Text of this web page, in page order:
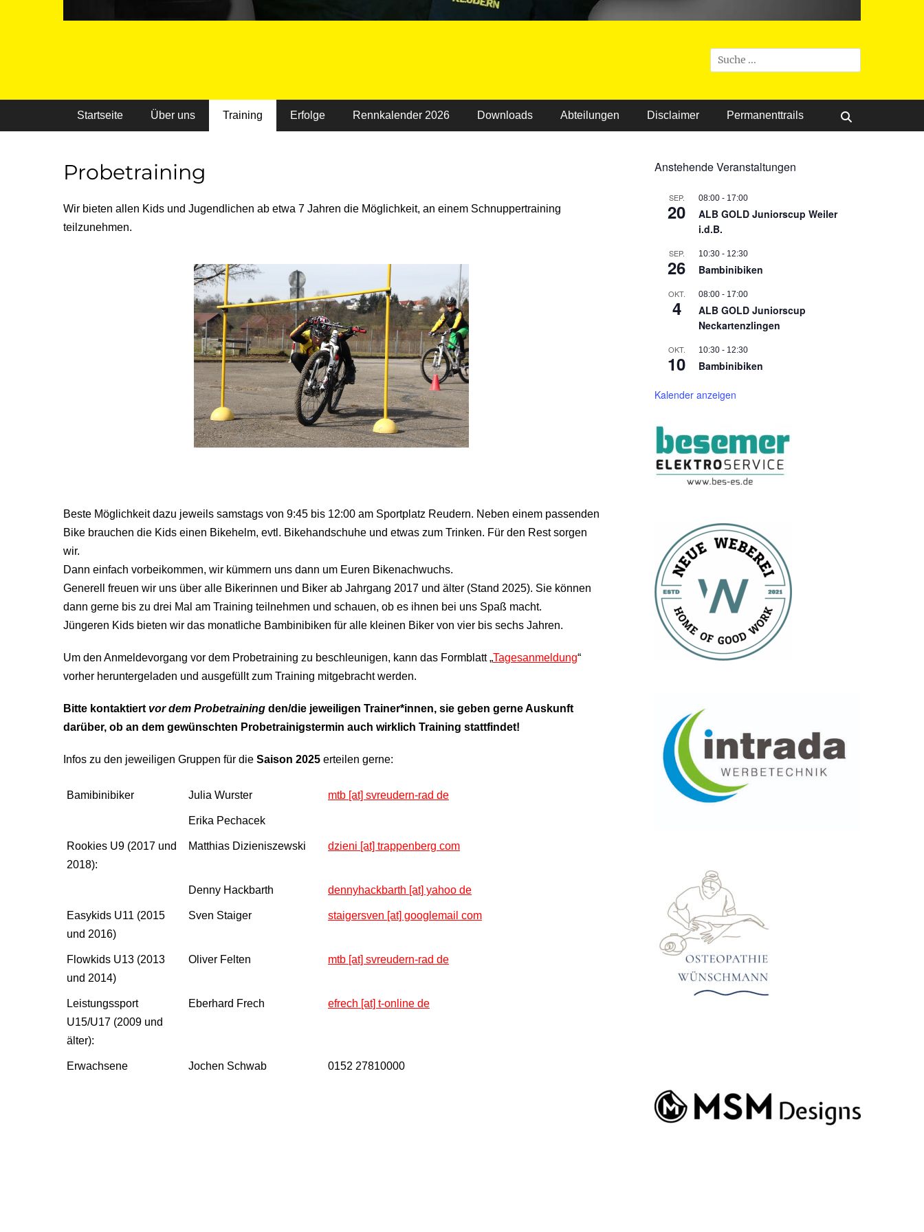
Suchen
nach:
Primäres Menü
Startseite Über uns Training Erfolge Rennkalender 2026 Downloads Abteilungen Disclaimer Permanenttrails
Probetraining
Wir bieten allen Kids und Jugendlichen ab etwa 7 Jahren die Möglichkeit, an einem Schnuppertraining
teilzunehmen.
Beste Möglichkeit dazu jeweils samstags von 9:45 bis 12:00 am Sportplatz Reudern. Neben einem passenden
Bike brauchen die Kids einen Bikehelm, evtl. Bikehandschuhe und etwas zum Trinken. Für den Rest sorgen
wir.
Dann einfach vorbeikommen, wir kümmern uns dann um Euren Bikenachwuchs.
Generell freuen wir uns über alle Bikerinnen und Biker ab Jahrgang 2017 und älter (Stand 2025). Sie können
dann gerne bis zu drei Mal am Training teilnehmen und schauen, ob es ihnen bei uns Spaß macht.
Jüngeren Kids bieten wir das monatliche Bambinibiken für alle kleinen Biker von vier bis sechs Jahren.
Um den Anmeldevorgang vor dem Probetraining zu beschleunigen, kann das Formblatt „Tagesanmeldung“
vorher heruntergeladen und ausgefüllt zum Training mitgebracht werden.
Bitte kontaktiert vor dem Probetraining den/die jeweiligen Trainer*innen, sie geben gerne Auskunft
darüber, ob an dem gewünschten Probetrainigstermin auch wirklich Training stattfindet!
Infos zu den jeweiligen Gruppen für die Saison 2025 erteilen gerne:
Bamibinibiker Julia Wurster mtb [at] svreudern-rad de
Erika Pechacek
Rookies U9 (2017 und
2018):
Matthias Dizieniszewski dzieni [at] trappenberg com
Denny Hackbarth dennyhackbarth [at] yahoo de
Easykids U11 (2015
und 2016)
Sven Staiger staigersven [at] googlemail com
Flowkids U13 (2013
und 2014)
Oliver Felten mtb [at] svreudern-rad de
Leistungssport
U15/U17 (2009 und
älter):
Eberhard Frech efrech [at] t-online de
Erwachsene Jochen Schwab 0152 27810000
Anstehende Veranstaltungen
SEP.
20
08:00 - 17:00
ALB GOLD Juniorscup Weiler
i.d.B.
SEP.
26
10:30 - 12:30
Bambinibiken
OKT.
4
08:00 - 17:00
ALB GOLD Juniorscup
Neckartenzlingen
OKT.
10
10:30 - 12:30
Bambinibiken
Kalender anzeigen